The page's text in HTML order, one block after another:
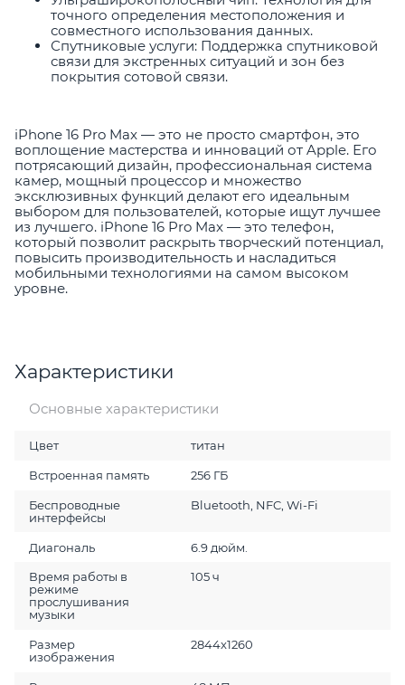
точного определения местоположения и
совместного использования данных.
Спутниковые услуги: Поддержка спутниковой
связи для экстренных ситуаций и зон без
покрытия сотовой связи.
iPhone 16 Pro Max — это не просто смартфон, это
воплощение мастерства и инноваций от Apple. Его
потрясающий дизайн, профессиональная система
камер, мощный процессор и множество
эксклюзивных функций делают его идеальным
выбором для пользователей, которые ищут лучшее
из лучшего. iPhone 16 Pro Max — это телефон,
который позволит раскрыть творческий потенциал,
повысить производительность и насладиться
мобильными технологиями на самом высоком
уровне.
Характеристики
Основные характеристики
Цвет титан
Встроенная память 256 ГБ
Беспроводные
интерфейсы
Bluetooth, NFC, Wi-Fi
Диагональ 6.9 дюйм.
Время работы в
режиме
прослушивания
музыки
105 ч
Размер
изображения
2844x1260